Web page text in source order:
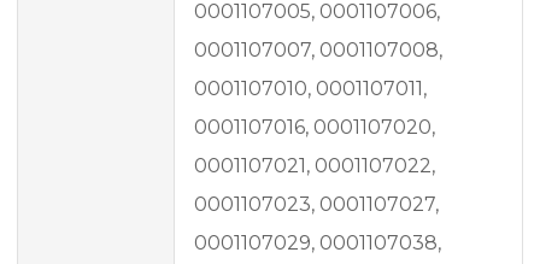
0001107005, 0001107006,
0001107007, 0001107008,
0001107010, 0001107011,
0001107016, 0001107020,
0001107021, 0001107022,
0001107023, 0001107027,
0001107029, 0001107038,